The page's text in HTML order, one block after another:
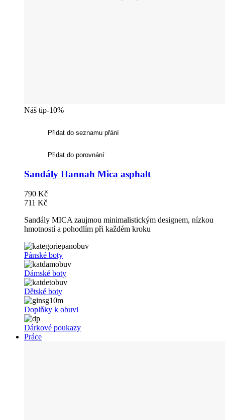
Náš tip-10%
Přidat do seznamu přání
Přidat do porovnání
Sandály Hannah Mica asphalt
790 Kč
711 Kč
Sandály MICA zaujmou minimalistickým designem, nízkou
hmotností a pohodlím při každém kroku
Pánské boty
Dámské boty
Dětské boty
Doplňky k obuvi
Dárkové poukazy
Práce